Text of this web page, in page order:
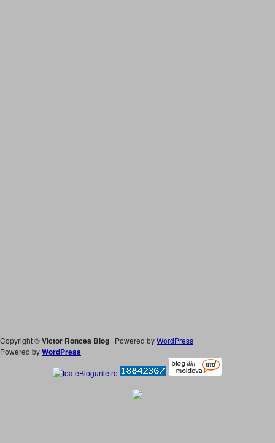
Copyright ©Victor Roncea Blog | Powered byWordPress
Powered byWordPress